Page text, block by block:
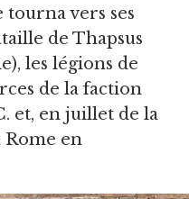
tourna vers ses
de Thapsus
les légions de
de la faction
et, en juillet de la
en